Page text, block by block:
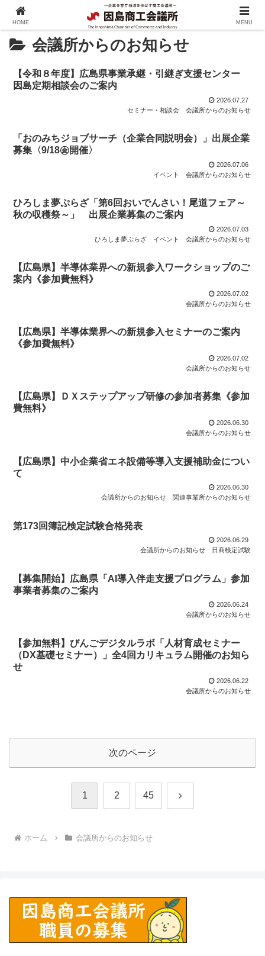
会議所からのお知らせ
【令和８年度】広島県事業承継・引継ぎ支援センター
因島定期相談会のご案内
2026.07.27
セミナー・相談会
会議所からのお知らせ
「おのみちジョブサーチ（企業合同説明会）」出展企業
募集〈9/18㊎開催〉
2026.07.06
イベント
会議所からのお知らせ
ひろしま夢ぷらざ「第6回おいでんさい！尾道フェア～
秋の収穫祭～」 出展企業募集のご案内
2026.07.03
ひろしま夢ぷらざ
イベント 会議所からのお知らせ
【広島県】半導体業界への新規参入ワークショップのご
案内《参加費無料》
2026.07.02
会議所からのお知らせ
【広島県】半導体業界への新規参入セミナーのご案内
《参加費無料》
2026.07.02
会議所からのお知らせ
【広島県】ＤＸステップアップ研修の参加者募集《参加
費無料》
2026.06.30
会議所からのお知らせ
【広島県】中小企業省エネ設備等導入支援補助金につい
て
2026.06.30
会議所からのお知らせ
関連事業所からのお知らせ
第173回簿記検定試験合格発表
2026.06.29
会議所からのお知らせ
日商検定試験
【募集開始】広島県「AI導入伴走支援プログラム」参加
事業者募集のご案内
2026.06.24
会議所からのお知らせ
【参加無料】びんごデジタルラボ「人材育成セミナー
（DX基礎セミナー）」全4回カリキュラム開催のお知ら
せ
2026.06.22
会議所からのお知らせ
次のページ
1 2 45 次
ホーム 会議所からのお知らせ
HOME MENU